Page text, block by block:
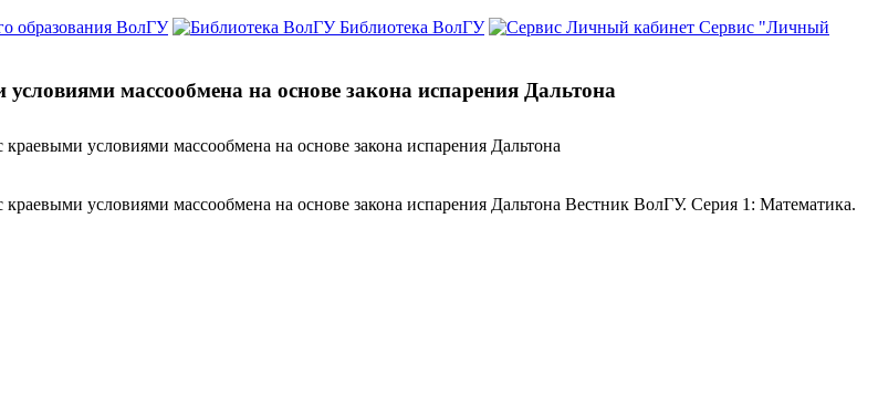
образования ВолГУ Библиотека ВолГУ
Сервис "Личный
массообмена на основе закона испарения Дальтона
условиями массообмена на основе закона испарения Дальтона
условиями массообмена на основе закона испарения Дальтона Вестник ВолГУ. Серия 1: Математика.